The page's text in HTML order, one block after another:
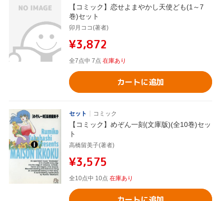
【コミック】恋せよまやかし天使ども(1～7
巻)セット
卯月ココ(著者)
¥3,872
全7点中 7点 在庫あり
カートに追加
セット コミック
【コミック】めぞん一刻(文庫版)(全10巻)セッ
ト
高橋留美子(著者)
¥3,575
全10点中 10点 在庫あり